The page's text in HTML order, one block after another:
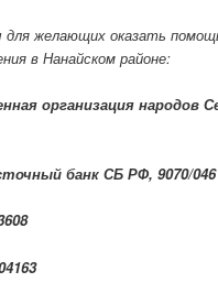
для желающих оказать
в Нанайском районе:
организация народов
банк СБ РФ, 9070/